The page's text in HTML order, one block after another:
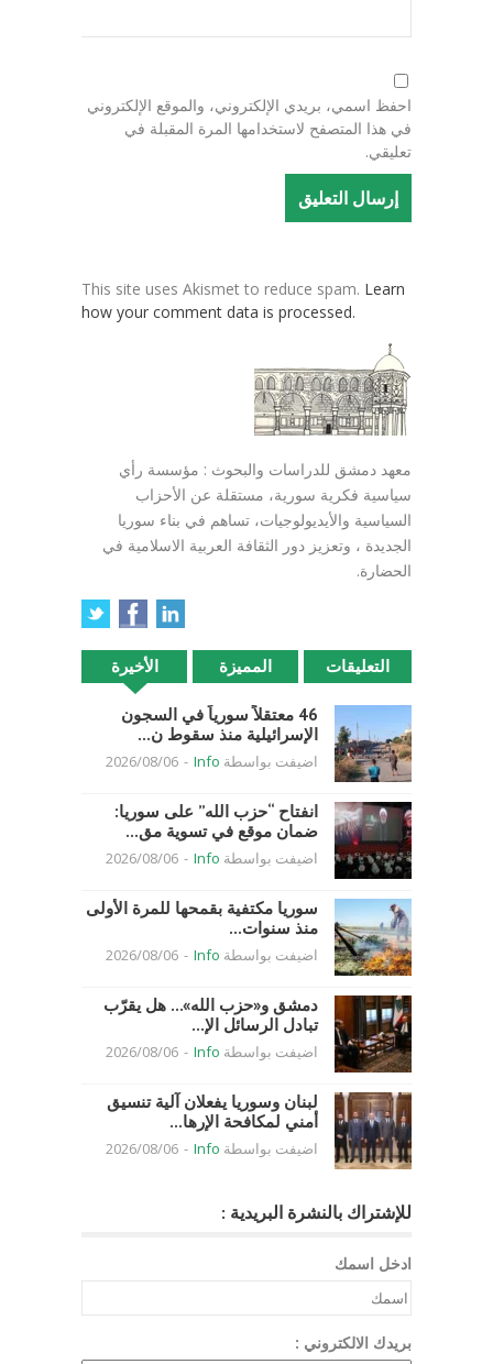
احفظ اسمي، بريدي الإلكتروني، والموقع الإلكتروني
في هذا المتصفح لاستخدامها المرة المقبلة في
تعليقي.
This site uses Akismet to reduce spam. Learn
how your comment data is processed.
معهد دمشق للدراسات والبحوث : مؤسسة رأي
سياسية فكرية سورية، مستقلة عن الأحزاب
السياسية والأيديولوجيات، تساهم في بناء سوريا
الجديدة ، وتعزيز دور الثقافة العربية الاسلامية في
الحضارة.
الأخيرة المميزة التعليقات
46 معتقلاً سورياً في السجون
الإسرائيلية منذ سقوط ن...
اضيفت بواسطة Info
-
2026/08/06
انفتاح “حزب الله” على سوريا:
ضمان موقع في تسوية مق...
اضيفت بواسطة Info
-
2026/08/06
سوريا مكتفية بقمحها للمرة الأولى
منذ سنوات...
اضيفت بواسطة Info
-
2026/08/06
دمشق و«حزب الله»… هل يقرّب
تبادل الرسائل الإ...
اضيفت بواسطة Info
-
2026/08/06
لبنان وسوريا يفعلان آلية تنسيق
أمني لمكافحة الإرها...
اضيفت بواسطة Info
-
2026/08/06
للإشتراك بالنشرة البريدية :
ادخل اسمك
بريدك الالكتروني :